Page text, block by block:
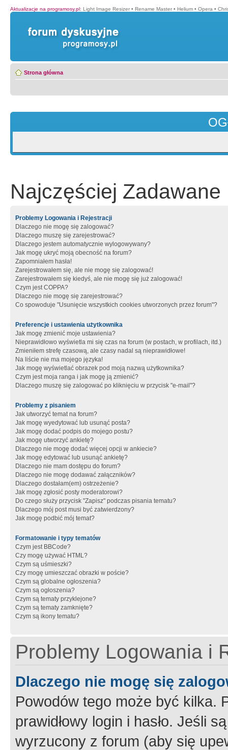
Aktualizacje na programosy.pl: Light Image Resizer • Rename Master • Helium • Opera •
Strona główna
Najczęściej Zadawane
Problemy Logowania i Rejestracji
Dlaczego nie mogę się zalogować?
Dlaczego muszę się zarejestrować?
Dlaczego jestem automatycznie wylogowywany?
Jak mogę ukryć moją obecność na forum?
Zapomniałem hasła!
Zarejestrowałem się, ale nie mogę się zalogować!
Zarejestrowałem się kiedyś, ale nie mogę się już zalogować!
Czym jest COPPA?
Dlaczego nie mogę się zarejestrować?
Co spowoduje "Usunięcie wszystkich cookies utworzonych przez forum"?
Preferencje i ustawienia użytkownika
Jak mogę zmienić moje ustawienia?
Nieprawidłowo wyświetla mi się czas na forum (w postach, w profilach, itd.)
Zmieniłem strefę czasową, ale czasy nadal są nieprawidłowe!
Na liście nie ma mojego języka!
Jak mogę wyświetlać obrazek pod moją nazwą użytkownika?
Czym jest moja ranga i jak mogę ją zmienić?
Dlaczego muszę się zalogować po kliknięciu w przycisk "e-mail"?
Problemy z pisaniem
Jak utworzyć temat na forum?
Jak mogę wyedytować lub usunąć posta?
Jak mogę dodać podpis do mojego postu?
Jak mogę utworzyć ankietę?
Dlaczego nie mogę dodać więcej opcji w ankiecie?
Jak mogę edytować lub usunąć ankietę?
Dlaczego nie mam dostępu do forum?
Dlaczego nie mogę dodawać załączników?
Dlaczego dostałam(em) ostrzeżenie?
Jak mogę zgłosić posty moderatorowi?
Do czego służy przycisk "Zapisz" podczas pisania tematu?
Dlaczego mój post musi być zatwierdzony?
Jak mogę podbić mój temat?
Formatowanie i typy tematów
Czym jest BBCode?
Czy mogę używać HTML?
Czym są uśmieszki?
Czy mogę umieszczać obrazki w poście?
Czym są globalne ogłoszenia?
Czym są ogłoszenia?
Czym są tematy przyklejone?
Czym są tematy zamknięte?
Czym są ikony tematu?
Problemy Logowania i
Dlaczego nie mogę się
Powodów tego może być kilka.
prawidłowy login i hasło. Jeśli
wyrzucony z forum (aby się